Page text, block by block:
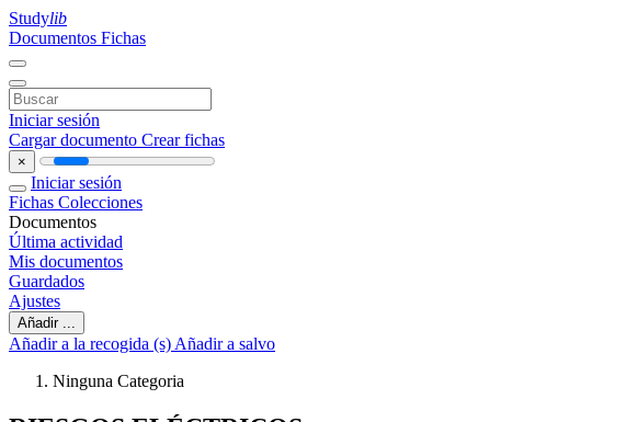
Studylib
Documentos Fichas
Iniciar sesión
Cargar documento Crear fichas
×
Iniciar sesión
Fichas Colecciones
Documentos
Última actividad
Mis documentos
Guardados
Ajustes
Añadir ...
Añadir a la recogida (s) Añadir a salvo
Ninguna Categoria